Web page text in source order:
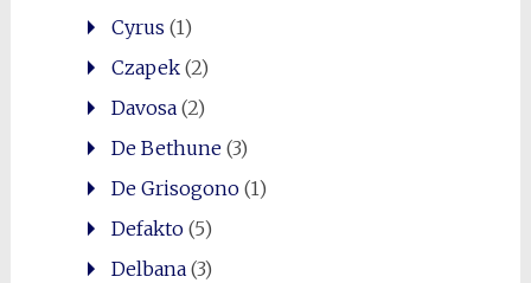
Cyrus (1)
Czapek(2)
Davosa(2)
De Bethune(3)
De Grisogono(1)
Defakto(5)
Delbana(3)